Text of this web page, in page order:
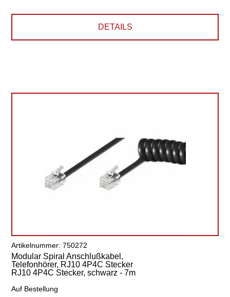
DETAILS
Artikelnummer: 750272
Modular Spiral Anschlußkabel,
Telefonhörer, RJ10 4P4C Stecker
RJ10 4P4C Stecker, schwarz - 7m
Auf Bestellung